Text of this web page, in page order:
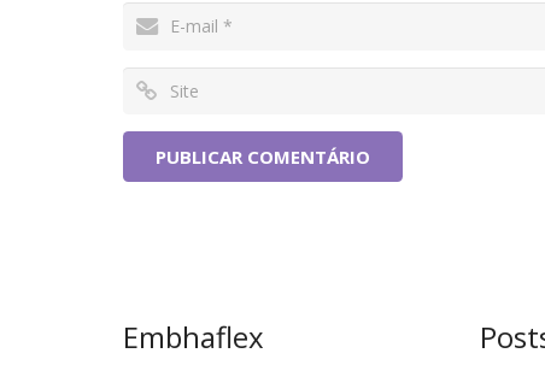
Embhaflex